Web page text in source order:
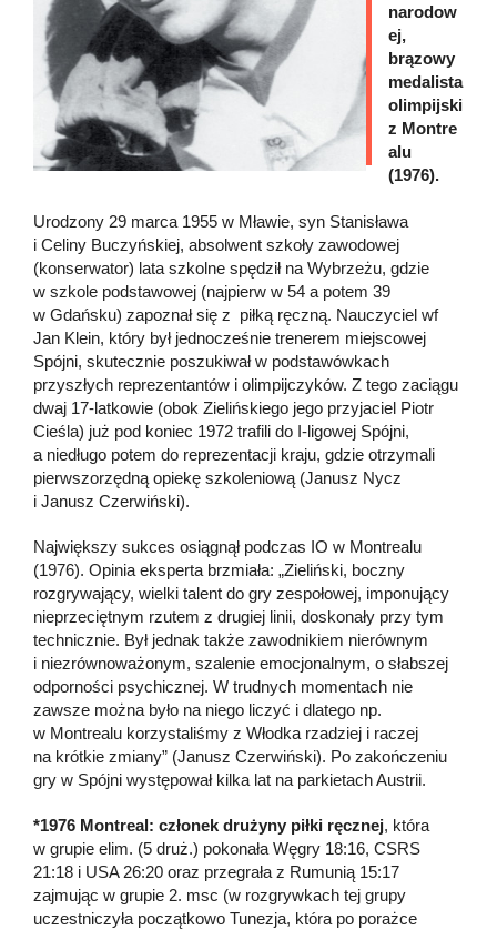
narodow
ej,
brązowy
medalista
olimpijski
z Montre
alu
(1976).
Urodzony 29 marca 1955 w Mławie, syn Stanisława
i Celiny Buczyńskiej, absolwent szkoły zawodowej
(konserwator) lata szkolne spędził na Wybrzeżu, gdzie
w szkole podstawowej (najpierw w 54 a potem 39
w Gdańsku) zapoznał się z piłką ręczną. Nauczyciel wf
Jan Klein, który był jednocześnie trenerem miejscowej
Spójni, skutecznie poszukiwał w podstawówkach
przyszłych reprezentantów i olimpijczyków. Z tego zaciągu
dwaj 17-latkowie (obok Zielińskiego jego przyjaciel Piotr
Cieśla) już pod koniec 1972 trafili do I-ligowej Spójni,
a niedługo potem do reprezentacji kraju, gdzie otrzymali
pierwszorzędną opiekę szkoleniową (Janusz Nycz
i Janusz Czerwiński).
Największy sukces osiągnął podczas IO w Montrealu
(1976). Opinia eksperta brzmiała: „Zieliński, boczny
rozgrywający, wielki talent do gry zespołowej, imponujący
nieprzeciętnym rzutem z drugiej linii, doskonały przy tym
technicznie. Był jednak także zawodnikiem nierównym
i niezrównoważonym, szalenie emocjonalnym, o słabszej
odporności psychicznej. W trudnych momentach nie
zawsze można było na niego liczyć i dlatego np.
w Montrealu korzystaliśmy z Włodka rzadziej i raczej
na krótkie zmiany” (Janusz Czerwiński). Po zakończeniu
gry w Spójni występował kilka lat na parkietach Austrii.
*1976 Montreal: członek drużyny piłki ręcznej, która
w grupie elim. (5 druż.) pokonała Węgry 18:16, CSRS
21:18 i USA 26:20 oraz przegrała z Rumunią 15:17
zajmując w grupie 2. msc (w rozgrywkach tej grupy
uczestniczyła początkowo Tunezja, która po porażce